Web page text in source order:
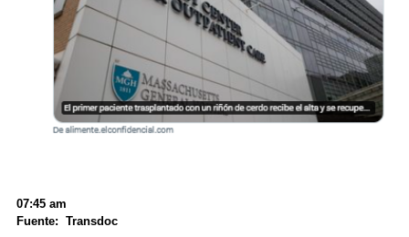
07:45 am
Fuente: Transdoc